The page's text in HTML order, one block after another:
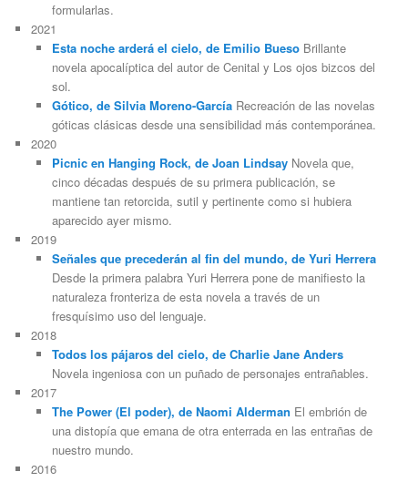
formularlas.
2021
Esta noche arderá el cielo, de Emilio BuesoBrillante
novela apocalíptica del autor de Cenital y Los ojos bizcos del
sol.
Gótico, de Silvia Moreno-GarcíaRecreación de las novelas
góticas clásicas desde una sensibilidad más contemporánea.
2020
Picnic en Hanging Rock, de Joan LindsayNovela que,
cinco décadas después de su primera publicación, se
mantiene tan retorcida, sutil y pertinente como si hubiera
aparecido ayer mismo.
2019
Señales que precederán al fin del mundo, de Yuri Herrera
Desde la primera palabra Yuri Herrera pone de manifiesto la
naturaleza fronteriza de esta novela a través de un
fresquísimo uso del lenguaje.
2018
Todos los pájaros del cielo, de Charlie Jane Anders
Novela ingeniosa con un puñado de personajes entrañables.
2017
The Power (El poder), de Naomi Alderman El embrión de
una distopía que emana de otra enterrada en las entrañas de
nuestro mundo.
2016